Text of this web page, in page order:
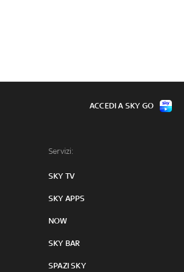
Servizi:
SKY TV
SKY APPS
NOW
SKY BAR
SPAZI SKY
ACCEDI A SKY GO